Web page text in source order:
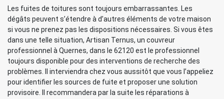
Les fuites de toitures sont toujours embarrassantes. Les
dégâts peuvent s’étendre à d’autres éléments de votre maison
si vous ne prenez pas les dispositions nécessaires. Si vous êtes
dans une telle situation, Artisan Ternus, un couvreur
professionnel à Quernes, dans le 62120 est le professionnel
toujours disponible pour des interventions de recherche des
problèmes. Il interviendra chez vous aussitôt que vous l’appeliez
pour identifier les sources de fuite et proposer une solution
provisoire. Il recommandera par la suite les réparations à